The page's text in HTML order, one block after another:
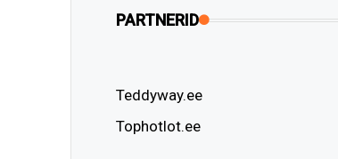
PARTNERID
Teddyway.ee
Tophotlot.ee